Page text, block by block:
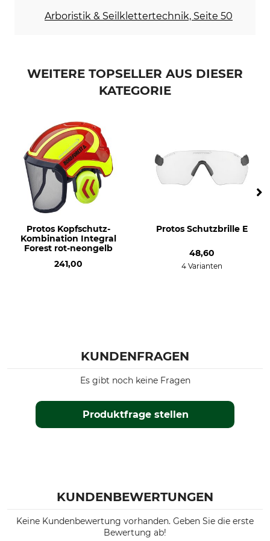
Arboristik & Seilklettertechnik, Seite 50
WEITERE TOPSELLER AUS DIESER
KATEGORIE
Protos Kopfschutz-
Kombination Integral
Forest rot-neongelb
241,00
Protos Schutzbrille E
48,60
4 Varianten
KUNDENFRAGEN
Produktfrage stellen
Es gibt noch keine Fragen
KUNDENBEWERTUNGEN
Keine Kundenbewertung vorhanden. Geben Sie die erste
Bewertung ab!